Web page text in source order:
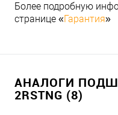
Более подробную
странице «Гарантия»
АНАЛОГИ
2RSTNG (8)